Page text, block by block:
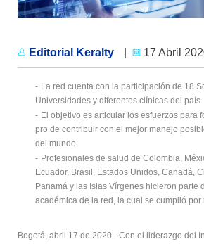
Editorial Keralty 17 Abril
- La red cuenta con la participación de 18
Universidades y diferentes clínicas del país.
- El objetivo es articular los esfuerzos para
pro de contribuir con el mejor manejo
del mundo.
- Profesionales de salud de Colombia,
Ecuador, Brasil, Estados Unidos, Canadá,
Panamá y las Islas Vírgenes hicieron parte
académica de la red, la cual se cumplió por
Bogotá, abril 17 de 2020.- Con el liderazgo del